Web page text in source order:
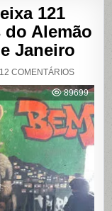
121
Alemão
Janeiro
COMENTÁRIOSEM
POLICIAL
DEIXA
121
MORTOS
NOS
DO
ALEMÃO
PENHA,
NO
RIO
89699